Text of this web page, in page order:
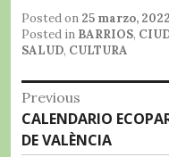
c
e
o
o
it
te
at
s
p
Posted on 25 marzo, 2022
Posted in BARRIOS,
SALUD, CULTURA
Navegación
de
Previous
Previous
post:
CALENDARIO
DE VALÈNCIA